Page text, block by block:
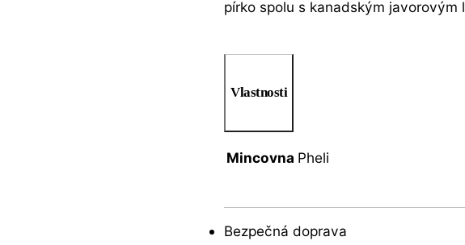
pírko spolu s kanadským
Vlastnosti
Mincovna Pheli
Bezpečná doprava